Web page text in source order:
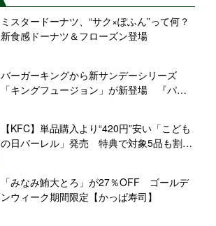
ミスタードーナツ、“サク×ぽふん”って何？
新食感ドーナツ＆フローズン登場
バーガーキングから新サンデーシリーズ
「キングフュージョン」が新登場 『パイ
【KFC】単品購入より“420円”安い「こども
の日バーレル」発売 特典で対象5品も割引
「みなみ鮪大とろ」が27％OFF ゴールデ
ンウィーク期間限定【かっぱ寿司】